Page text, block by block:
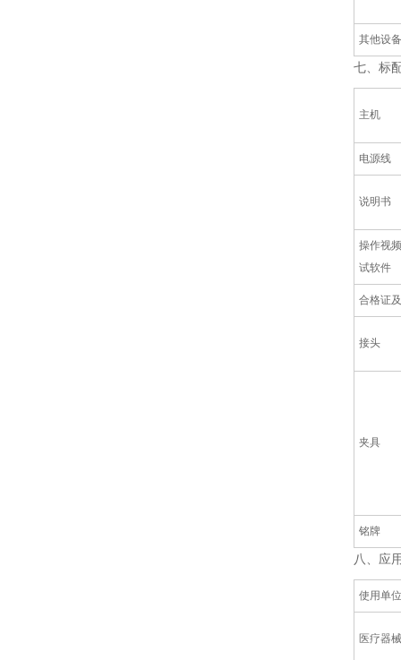
其他设备
七、标
主机
电源线
说明书
操作视
试软件
合格证
接头
夹具
铭牌
八、 应
使用单位
医疗器